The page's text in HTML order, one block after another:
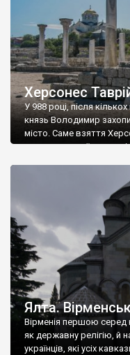
Херсонес
У 988 році, після
князь Володимир
місто. Саме взяття
диктувати свої умови
Херсонесі Володимир-
А потім було Хрещення
Ялта.
Вірменія першою серед
як державну релігію, й
українців, які усіх